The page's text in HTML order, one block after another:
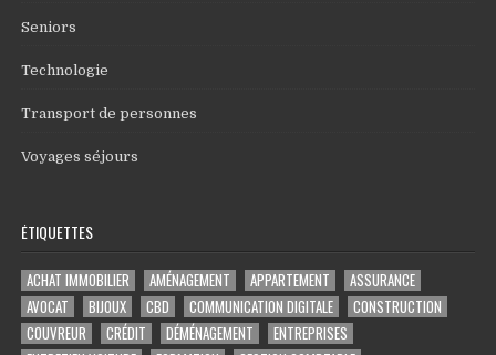
Seniors
Technologie
Transport de personnes
Voyages séjours
ÉTIQUETTES
ACHAT IMMOBILIER AMÉNAGEMENT APPARTEMENT
ASSURANCE
AVOCAT
BIJOUX CBD COMMUNICATION DIGITALE
CONSTRUCTION
COUVREUR
CRÉDIT DÉMÉNAGEMENT
ENTREPRISES